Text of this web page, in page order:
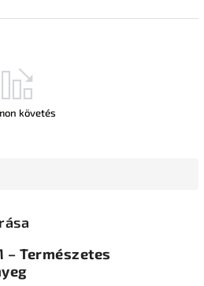
követés
– Természetes